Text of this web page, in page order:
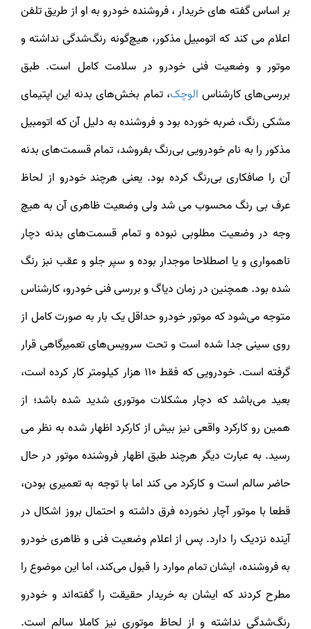
بر اساس گفته های خریدار ، فروشنده خودرو به او از طریق تلفن
اعلام می کند که اتومبیل مذکور، هیچ‌گونه رنگ‌شدگی نداشته و
موتور و وضعیت فنی خودرو در سلامت کامل است. طبق
بررسی‌های کارشناس الوچک، تمام بخش‌های بدنه این اپتیمای
مشکی رنگ، ضربه خورده بود و فروشنده به دلیل آن که اتومبیل
مذکور را به نام خودرویی بی‌رنگ بفروشد، تمام قسمت‌های بدنه
آن را صافکاری بی‌رنگ کرده بود. یعنی هرچند خودرو از لحاظ
عرف بی رنگ محسوب می شد ولی وضعیت ظاهری آن به هیچ
وجه در وضعیت مطلوبی نبوده و تمام قسمت‌های بدنه دچار
ناهمواری و یا اصطلاحا موجدار بوده و سپر جلو و عقب نبز رنگ
شده بود. همچنین در زمان دیاگ و بررسی فنی خودرو، کارشناس
متوجه می‌شود که موتور خودرو حداقل یک بار به صورت کامل از
روی سینی جدا شده است و تحت سرویس‌های تعمیرگاهی قرار
گرفته است. خودرویی که فقط 110 هزار کیلومتر کار کرده است،
بعید می‌باشد که دچار مشکلات موتوری شدید شده باشد؛ از
همین رو کارکرد واقعی نیز بیش از کارکرد اظهار شده به نظر می
رسید. به عبارت دیگر هرچند طبق اظهار فروشنده موتور در حال
حاضر سالم است و کارکرد می کند اما با توجه به تعمیری بودن،
قطعا با موتور آچار نخورده فرق داشته و احتمال بروز اشکال در
آینده نزدیک را دارد. پس از اعلام وضعیت فنی و ظاهری خودرو
به فروشنده، ایشان تمام موارد را قبول می‌کند، اما این موضوع را
مطرح کردند که ایشان به خریدار حقیقت را گفته‌اند و خودرو
رنگ‌شدگی نداشته و از لحاظ موتوری نیز کاملا سالم است.